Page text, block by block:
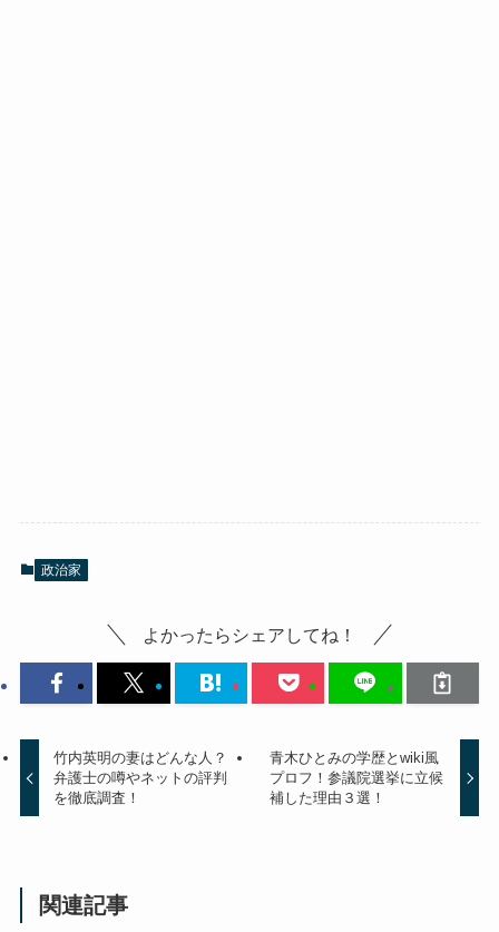
政治家
よかったらシェアしてね！
竹内英明の妻はどんな人？
弁護士の噂やネットの評判
を徹底調査！
青木ひとみの学歴とwiki風
プロフ！参議院選挙に立候
補した理由３選！
関連記事